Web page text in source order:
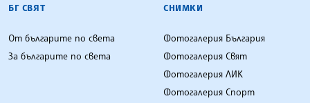
БГ СВЯТ
От българите по света
За българите по света
СНИМКИ
Фотогалерия България
Фотогалерия Свят
Фотогалерия ЛИК
Фотогалерия Спорт